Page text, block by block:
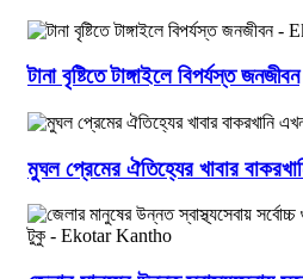
টানা বৃষ্টিতে টাঙ্গাইলে বিপর্যস্ত জনজীবন
মুঘল প্রেমের ঐতিহ্যের খাবার